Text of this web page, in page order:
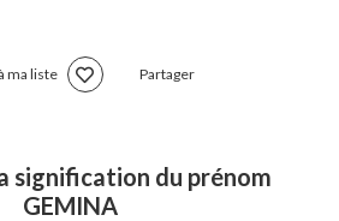
ma liste Partager
signification du prénom
GEMINA